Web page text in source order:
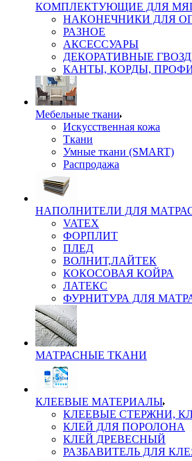
КОМПЛЕКТУЮЩИЕ ДЛЯ
НАКОНЕЧНИКИ ДЛЯ
РАЗНОЕ
АКСЕССУАРЫ
ДЕКОРАТИВНЫЕ
КАНТЫ, КОРДЫ,
Мебельные ткани
Искусственная кожа
Ткани
Умные ткани (SMART)
Распродажа
НАПОЛНИТЕЛИ ДЛЯ
VATEX
ФОРПЛИТ
ПЛЕД
ВОЛНИТ,ЛАЙТЕК
КОКОСОВАЯ КОЙРА
ЛАТЕКС
ФУРНИТУРА ДЛЯ
МАТРАСНЫЕ ТКАНИ
КЛЕЕВЫЕ МАТЕРИАЛЫ
КЛЕЕВЫЕ СТЕРЖНИ,
КЛЕЙ ДЛЯ ПОРОЛОНА
КЛЕЙ ДРЕВЕСНЫЙ
РАЗБАВИТЕЛЬ ДЛЯ